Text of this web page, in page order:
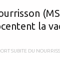
la
SUBITE DU